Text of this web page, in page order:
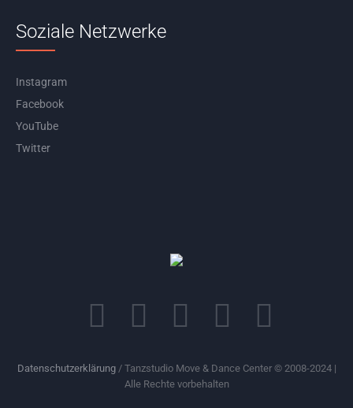
Soziale Netzwerke
Instagram
Facebook
YouTube
Twitter
Datenschutzerklärung/ Tanzstudio Move & Dance Center © 2008-2024 |
Alle Rechte vorbehalten